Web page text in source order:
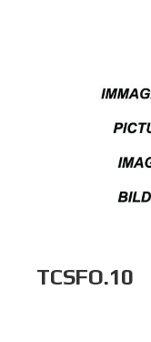
TCSFO.10